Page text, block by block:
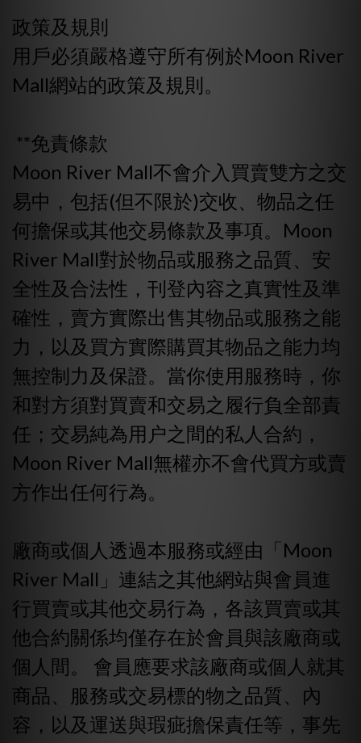
政策及規則
用戶必須嚴格遵守所有例於Moon River
Mall網站的政策及規則。
**免責條款
Moon River Mall不會介入買賣雙方之交
易中，包括(但不限於)交收、物品之任
何擔保或其他交易條款及事項。Moon
River Mall對於物品或服務之品質、安
全性及合法性，刊登內容之真實性及準
確性，賣方實際出售其物品或服務之能
力，以及買方實際購買其物品之能力均
無控制力及保證。當你使用服務時，你
和對方須對買賣和交易之履行負全部責
任；交易純為用户之間的私人合約，
Moon River Mall無權亦不會代買方或賣
方作出任何行為。
廠商或個人透過本服務或經由「Moon
River Mall」連結之其他網站與會員進
行買賣或其他交易行為，各該買賣或其
他合約關係均僅存在於會員與該廠商或
個人間。 會員應要求該廠商或個人就其
商品、服務或交易標的物之品質、內
容，以及運送與瑕疵擔保責任等，事先